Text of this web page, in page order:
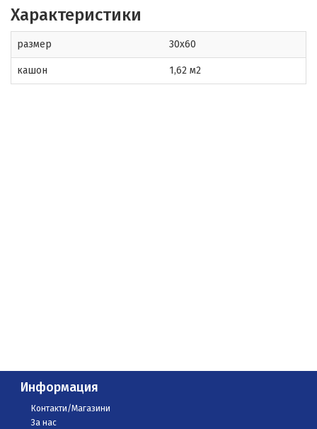
Характеристики
размер 30x60
кашон 1,62 м2
Информация
Контакти/Магазини
За нас